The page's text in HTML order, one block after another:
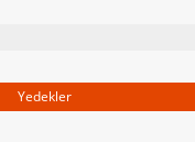
Yedekler